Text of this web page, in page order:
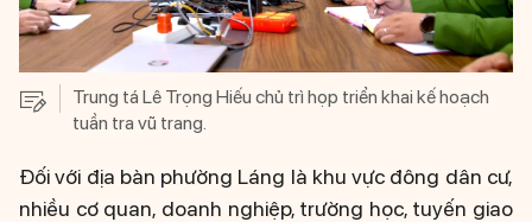
Trung tá Lê Trọng Hiếu chủ trì họp triển khai kế hoạch
tuần tra vũ trang.
Đối với địa bàn phường Láng là khu vực đông dân cư,
nhiều cơ quan, doanh nghiệp, trường học, tuyến giao